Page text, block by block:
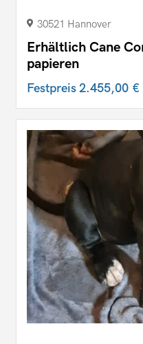
30521 Hannover
Erhältlich Cane
papieren
Festpreis2.455,00 €